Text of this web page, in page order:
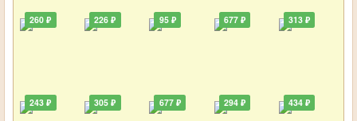
260 ₽
243 ₽
226 ₽
305 ₽
95 ₽
677 ₽
677 ₽
294 ₽
313 ₽
434 ₽